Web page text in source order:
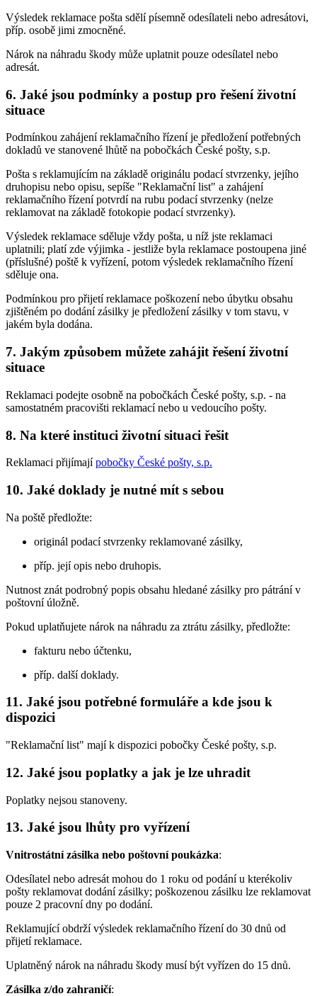
Výsledek reklamace pošta sdělí písemně odesílateli nebo adresátovi,
příp. osobě jimi zmocněné.
Nárok na náhradu škody může uplatnit pouze odesílatel nebo
adresát.
6. Jaké jsou podmínky a postup pro řešení životní
situace
Podmínkou zahájení reklamačního řízení je předložení potřebných
dokladů ve stanovené lhůtě na pobočkách České pošty, s.p.
Pošta s reklamujícím na základě originálu podací stvrzenky, jejího
druhopisu nebo opisu, sepíše "Reklamační list" a zahájení
reklamačního řízení potvrdí na rubu podací stvrzenky (nelze
reklamovat na základě fotokopie podací stvrzenky).
Výsledek reklamace sděluje vždy pošta, u níž jste reklamaci
uplatnili; platí zde výjimka - jestliže byla reklamace postoupena jiné
(příslušné) poště k vyřízení, potom výsledek reklamačního řízení
sděluje ona.
Podmínkou pro přijetí reklamace poškození nebo úbytku obsahu
zjištěném po dodání zásilky je předložení zásilky v tom stavu, v
jakém byla dodána.
7. Jakým způsobem můžete zahájit řešení životní
situace
Reklamaci podejte osobně na pobočkách České pošty, s.p. - na
samostatném pracovišti reklamací nebo u vedoucího pošty.
8. Na které instituci životní situaci řešit
Reklamaci přijímajípobočky České pošty, s.p.
10. Jaké doklady je nutné mít s sebou
Na poště předložte:
originál podací stvrzenky reklamované zásilky,
příp. její opis nebo druhopis.
Nutnost znát podrobný popis obsahu hledané zásilky pro pátrání v
poštovní úložně.
Pokud uplatňujete nárok na náhradu za ztrátu zásilky, předložte:
fakturu nebo účtenku,
příp. další doklady.
11. Jaké jsou potřebné formuláře a kde jsou k
dispozici
"Reklamační list" mají k dispozici pobočky České pošty, s.p.
12. Jaké jsou poplatky a jak je lze uhradit
Poplatky nejsou stanoveny.
13. Jaké jsou lhůty pro vyřízení
Vnitrostátní zásilka nebo poštovní poukázka:
Odesílatel nebo adresát mohou do 1 roku od podání u kterékoliv
pošty reklamovat dodání zásilky; poškozenou zásilku lze reklamovat
pouze 2 pracovní dny po dodání.
Reklamující obdrží výsledek reklamačního řízení do 30 dnů od
přijetí reklamace.
Uplatněný nárok na náhradu škody musí být vyřízen do 15 dnů.
Zásilka z/do zahraničí: